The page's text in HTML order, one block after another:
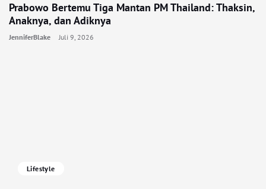
Prabowo Bertemu Tiga Mantan PM Thailand: Thaksin,
Anaknya, dan Adiknya
JenniferBlake Juli 9, 2026
Lifestyle